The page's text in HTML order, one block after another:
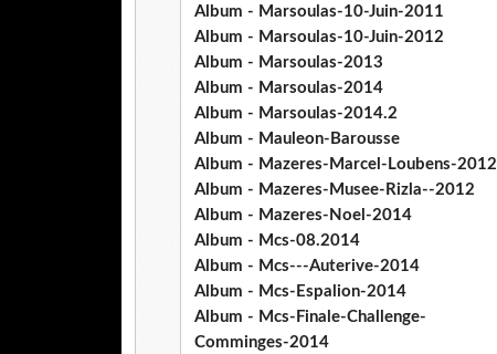
Album - Marsoulas-10-Juin-2011
Album - Marsoulas-10-Juin-2012
Album - Marsoulas-2013
Album - Marsoulas-2014
Album - Marsoulas-2014.2
Album - Mauleon-Barousse
Album - Mazeres-Marcel-Loubens-2012
Album - Mazeres-Musee-Rizla--2012
Album - Mazeres-Noel-2014
Album - Mcs-08.2014
Album - Mcs---Auterive-2014
Album - Mcs-Espalion-2014
Album - Mcs-Finale-Challenge-
Comminges-2014